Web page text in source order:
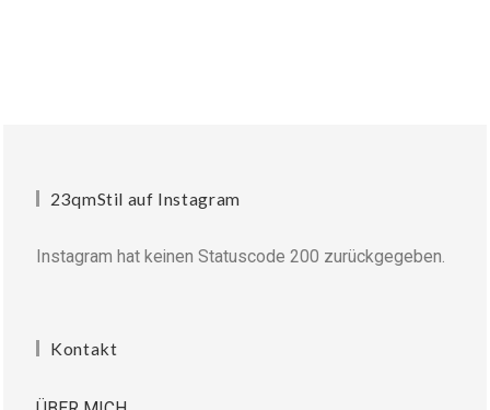
23qmStil auf Instagram
Instagram hat keinen Statuscode 200 zurückgegeben.
Kontakt